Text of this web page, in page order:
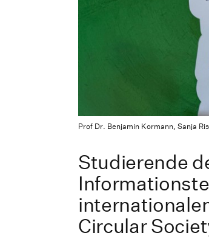
Prof Dr. Benjamin Kormann, Sanja
Studierende
Circular